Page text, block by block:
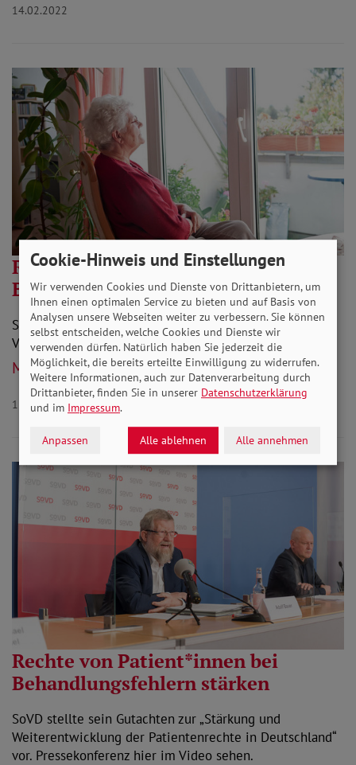
14.02.2022
Regierung will Einsamkeit in den
Blick nehmen
SoVD weist seit Langem auf die Gefahren von
Vereinsamung vor allem bei älteren Menschen hin.
Mehr lesen
11.02.2022
Rechte von Patient*innen bei
Behandlungsfehlern stärken
SoVD stellte sein Gutachten zur „Stärkung und
Weiterentwicklung der Patientenrechte in Deutschland“
vor. Pressekonferenz hier im Video sehen.
Cookie-Hinweis und Einstellungen
Wir verwenden Cookies und Dienste von Drittanbietern, um
Ihnen einen optimalen Service zu bieten und auf Basis von
Analysen unsere Webseiten weiter zu verbessern. Sie können
selbst entscheiden, welche Cookies und Dienste wir
verwenden dürfen. Natürlich haben Sie jederzeit die
Möglichkeit, die bereits erteilte Einwilligung zu widerrufen.
Weitere Informationen, auch zur Datenverarbeitung durch
Drittanbieter, finden Sie in unserer Datenschutzerklärung
und im Impressum.
Anpassen Alle ablehnen Alle annehmen